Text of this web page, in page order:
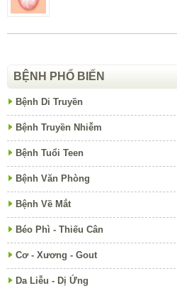
BỆNH PHỔ BIẾN
Bệnh Di Truyền
Bệnh Truyền Nhiễm
Bệnh Tuổi Teen
Bệnh Văn Phòng
Bệnh Về Mắt
Béo Phì - Thiếu Cân
Cơ - Xương - Gout
Da Liễu - Dị Ứng